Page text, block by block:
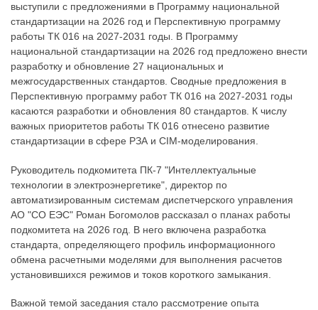
выступили с предложениями в Программу национальной
стандартизации на 2026 год и Перспективную программу
работы ТК 016 на 2027-2031 годы. В Программу
национальной стандартизации на 2026 год предложено внести
разработку и обновление 27 национальных и
межгосударственных стандартов. Сводные предложения в
Перспективную программу работ ТК 016 на 2027-2031 годы
касаются разработки и обновления 80 стандартов. К числу
важных приоритетов работы ТК 016 отнесено развитие
стандартизации в сфере РЗА и CIM-моделирования.
Руководитель подкомитета ПК-7 "Интеллектуальные
технологии в электроэнергетике", директор по
автоматизированным системам диспетчерского управления
АО "СО ЕЭС" Роман Богомолов рассказал о планах работы
подкомитета на 2026 год. В него включена разработка
стандарта, определяющего профиль информационного
обмена расчетными моделями для выполнения расчетов
установившихся режимов и токов короткого замыкания.
Важной темой заседания стало рассмотрение опыта